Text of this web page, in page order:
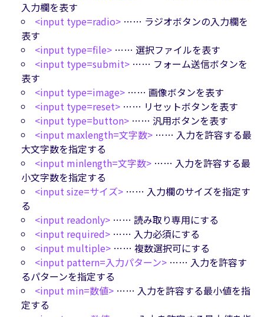
入力欄を表す
<input type=radio> …… ラジオボタンの入力欄を
表す
<input type=file> …… 選択ファイルを表す
<input type=submit> …… フォーム送信ボタンを
表す
<input type=image> …… 画像ボタンを表す
<input type=reset> …… リセットボタンを表す
<input type=button> …… 汎用ボタンを表す
<input maxlength=文字数> …… 入力を許容する最
大文字数を指定する
<input minlength=文字数> …… 入力を許容する最
小文字数を指定する
<input size=サイズ> …… 入力欄のサイズを指定す
る
<input readonly> …… 読み取り専用にする
<input required> …… 入力必須にする
<input multiple> …… 複数選択可にする
<input pattern=入力パターン> …… 入力を許容す
るパターンを指定する
<input min=数値> …… 入力を許容する最小値を指
定する